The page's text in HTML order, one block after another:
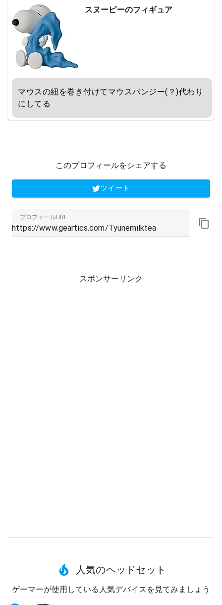
スヌーピーのフィギュア
マウスの紐を巻き付けてマウスバンジー(？)代わり
にしてる
このプロフィールをシェアする
ツイート
プロフィールURL
スポンサーリンク
人気のヘッドセット
ゲーマーが使用している人気デバイスを見てみましょう